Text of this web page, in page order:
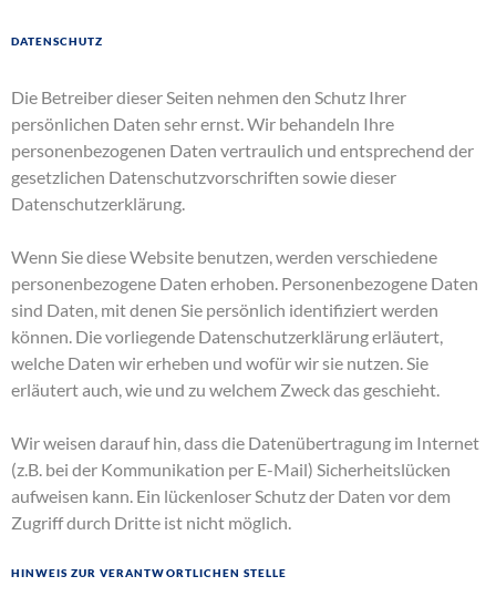
Datenschutz
Die Betreiber dieser Seiten nehmen den Schutz Ihrer
persönlichen Daten sehr ernst. Wir behandeln Ihre
personenbezogenen Daten vertraulich und entsprechend der
gesetzlichen Datenschutzvorschriften sowie dieser
Datenschutzerklärung.
Wenn Sie diese Website benutzen, werden verschiedene
personenbezogene Daten erhoben. Personenbezogene Daten
sind Daten, mit denen Sie persönlich identifiziert werden
können. Die vorliegende Datenschutzerklärung erläutert,
welche Daten wir erheben und wofür wir sie nutzen. Sie
erläutert auch, wie und zu welchem Zweck das geschieht.
Wir weisen darauf hin, dass die Datenübertragung im Internet
(z.B. bei der Kommunikation per E-Mail) Sicherheitslücken
aufweisen kann. Ein lückenloser Schutz der Daten vor dem
Zugriff durch Dritte ist nicht möglich.
Hinweis zur verantwortlichen Stelle